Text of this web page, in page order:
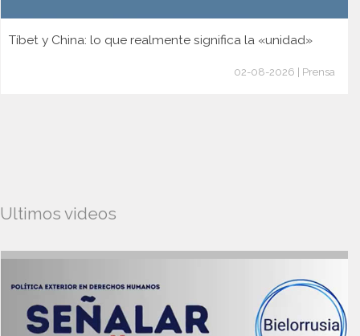
Tíbet y China: lo que realmente significa la «unidad»
02-08-2026 | Prensa
Ultimos videos